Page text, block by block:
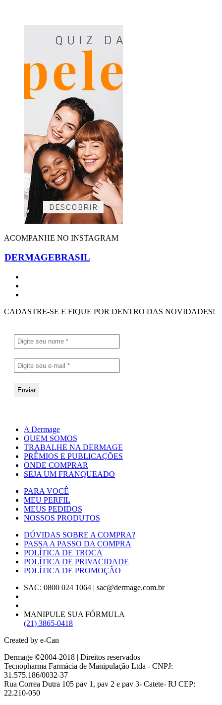
ACOMPANHE NO INSTAGRAM
DERMAGEBRASIL
CADASTRE-SE E FIQUE POR DENTRO DAS NOVIDADES!
A Dermage
QUEM SOMOS
TRABALHE NA DERMAGE
PRÊMIOS E PUBLICAÇÕES
ONDE COMPRAR
SEJA UM FRANQUEADO
PARA VOCÊ
MEU PERFIL
MEUS PEDIDOS
NOSSOS PRODUTOS
DÚVIDAS SOBRE A COMPRA?
PASSA A PASSO DA COMPRA
POLÍTICA DE TROCA
POLÍTICA DE PRIVACIDADE
POLÍTICA DE PROMOÇÃO
SAC: 0800 024 1064 | sac@dermage.com.br
MANIPULE SUA FÓRMULA
(21) 3865-0418
Created by e-Can
Dermage ©2004-2018 | Direitos reservados
Tecnopharma Farmácia de Manipulação Ltda - CNPJ:
31.575.186/0032-37
Rua Correa Dutra 105 pav 1, pav 2 e pav 3- Catete- RJ CEP:
22.210-050